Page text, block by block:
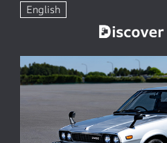
English